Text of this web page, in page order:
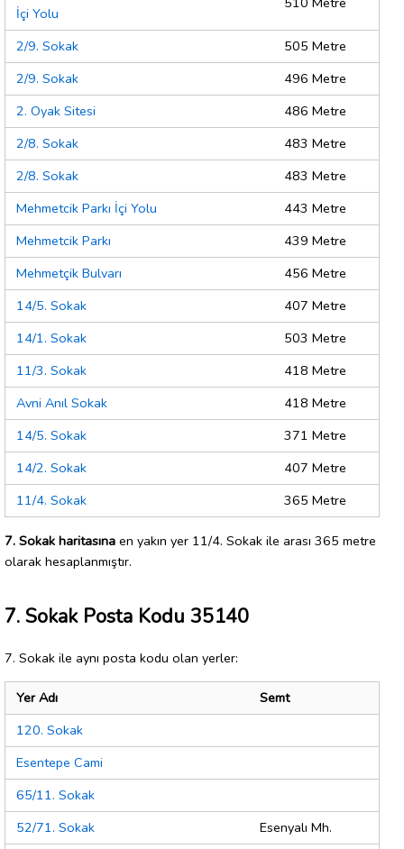
İçi Yolu
2/9. Sokak
505 Metre
2/9. Sokak
496 Metre
2. Oyak Sitesi
486 Metre
2/8. Sokak
483 Metre
2/8. Sokak
483 Metre
Mehmetcik Parkı İçi Yolu
443 Metre
Mehmetcik Parkı
439 Metre
Mehmetçik Bulvarı
456 Metre
14/5. Sokak
407 Metre
14/1. Sokak
503 Metre
11/3. Sokak
418 Metre
Avni Anıl Sokak
418 Metre
14/5. Sokak
371 Metre
14/2. Sokak
407 Metre
11/4. Sokak
365 Metre
7. Sokak haritasına en yakın yer 11/4. Sokak ile arası 365 metre
olarak hesaplanmıştır.
7. Sokak Posta Kodu 35140
7. Sokak ile aynı posta kodu olan yerler:
Yer Adı
Semt
120. Sokak
Esentepe Cami
65/11. Sokak
52/71. Sokak
Esenyalı Mh.